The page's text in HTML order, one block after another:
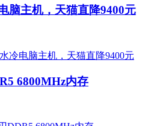
脑主机，天猫直降9400元
6800MHz内存